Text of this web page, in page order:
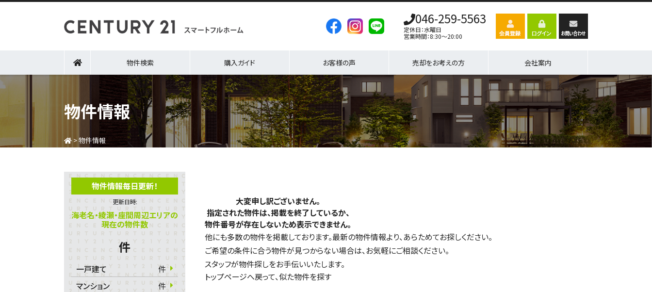
046-259-5563
定休日：水曜日
営業時間：8:30～20:00
物件検索 購入ガイド お客様の声 売却をお考えの方 会社案内
物件情報
>物件情報
物件情報毎日更新！
更新日時:
海老名・綾瀬・座間周辺エリアの
現在の物件数
件
一戸建て
件
マンション
件
大変申し訳ございません。
指定された物件は、掲載を終了しているか、
物件番号が存在しないため表示できません。
他にも多数の物件を掲載しております。最新の物件情報より、あらためてお探しください。
ご希望の条件に合う物件が見つからない場合は、お気軽にご相談ください。
スタッフが物件探しをお手伝いいたします。
トップページへ戻って、似た物件を探す